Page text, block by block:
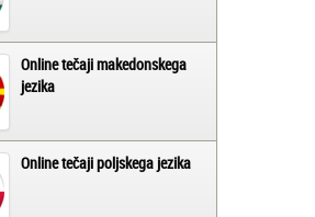
Online tečaji makedonskega
jezika
Online tečaji poljskega jezika